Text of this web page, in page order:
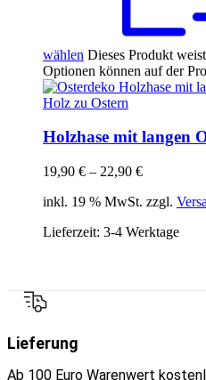
wählen Dieses Produkt
Optionen können auf der
Holzhase mit langen
19,90 € – 22,90 €
inkl. 19 % MwSt. zzgl.
Lieferzeit: 3-4 Werktage
Lieferung
Ab 100 Euro Warenwert